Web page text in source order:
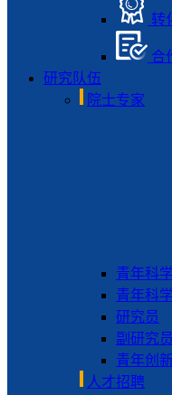
转
合
研究队伍
院士专家
青年科
青年科
研究员
副研究员
青年创
人才招聘